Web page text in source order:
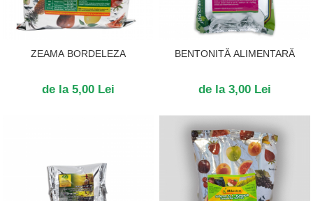
ZEAMA BORDELEZA
de la 5,00 Lei
BENTONITĂ ALIMENTARĂ
de la 3,00 Lei